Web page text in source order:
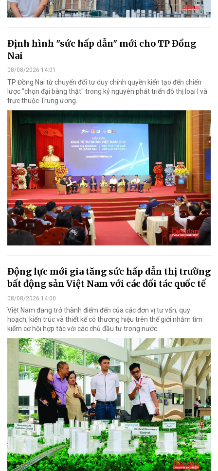
Định hình "sức hấp dẫn" mới cho TP Đồng
Nai
08/08/2026 14:01
TP Đồng Nai từ chuyển đổi tư duy chính quyền kiến tạo đến chiến
lược "chọn đại bàng thật" trong kỷ nguyên phát triển đô thị loại I và
trực thuộc Trung ương.
Động lực mới gia tăng sức hấp dẫn thị trường
bất động sản Việt Nam với các đối tác quốc tế
08/08/2026 14:00
Việt Nam đang trở thành điểm đến của các đơn vị tư vấn, quy
hoạch, kiến trúc và thiết kế có thương hiệu trên thế giới nhằm tìm
kiếm cơ hội hợp tác với các chủ đầu tư trong nước.